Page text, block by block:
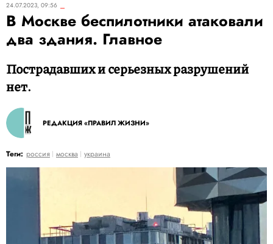
24.07.2023, 09:56
В Москве беспилотники атаковали
два здания. Главное
Пострадавших и серьезных разрушений
нет.
РЕДАКЦИЯ «ПРАВИЛ ЖИЗНИ»
Теги: россия москва украина